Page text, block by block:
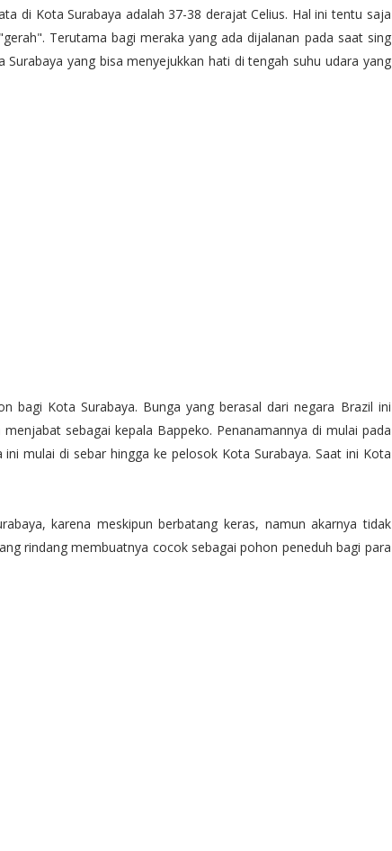
di Kota Surabaya adalah 37-38 derajat Celius. Hal ini tentu saja
Terutama bagi meraka yang ada dijalanan pada saat sing
yang bisa menyejukkan hati di tengah suhu udara yang
bagi Kota Surabaya. Bunga yang berasal dari negara Brazil ini
sebagai kepala Bappeko. Penanamannya di mulai pada
mulai di sebar hingga ke pelosok Kota Surabaya. Saat ini Kota
karena meskipun berbatang keras, namun akarnya tidak
rindang membuatnya cocok sebagai pohon peneduh bagi para